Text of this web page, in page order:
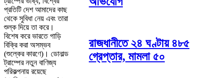
প্রতিটি দেশ আমাদের কাছ
থেকে সুবিধা নেয় এবং তারা
শুল্ক দিয়ে তা করে।
বিশেষ করে ভারতে গাড়ি
বিক্রি করা অসম্ভব
(শুল্কের কারণে)। ডোনাল্ড
ট্রাম্পের নতুন বাণিজ্য
পরিকল্পনায় রয়েছে
রাজধানীতে ২৪ ঘণ্টায় ৪৮৫
গ্রেপ্তার, মামলা ৫০